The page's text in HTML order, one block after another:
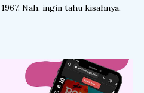
Nah, ingin tahu kisahnya,